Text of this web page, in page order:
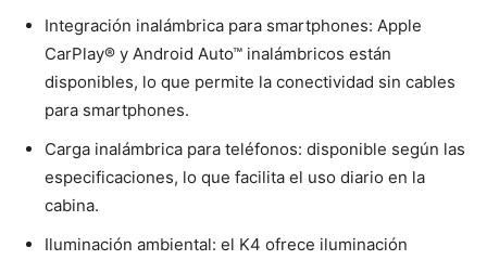
Integración inalámbrica para smartphones: Apple
CarPlay® y Android Auto™ inalámbricos están
disponibles, lo que permite la conectividad sin cables
para smartphones.
Carga inalámbrica para teléfonos: disponible según las
especificaciones, lo que facilita el uso diario en la
cabina.
Iluminación ambiental: el K4 ofrece iluminación